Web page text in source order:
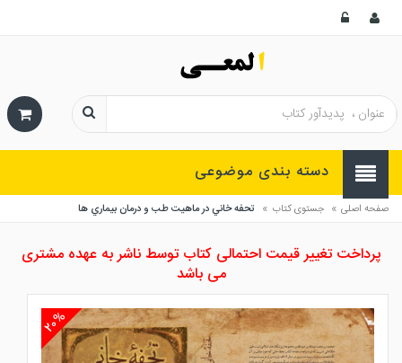
دسته بندی موضوعی
صفحه اصلی » جستوی کتاب » تحفه خاني در ماهيت طب و درمان بيماري ها
پرداخت تغییر قیمت احتمالی کتاب توسط ناشر به عهده مشتری
می باشد
۲۰%